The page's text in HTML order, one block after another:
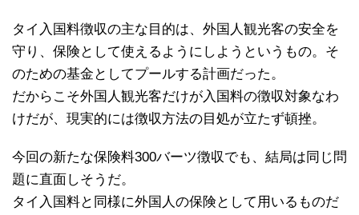
タイ入国料徴収の主な目的は、外国人観光客の安全を
守り、保険として使えるようにしようというもの。そ
のための基金としてプールする計画だった。
だからこそ外国人観光客だけが入国料の徴収対象なわ
けだが、現実的には徴収方法の目処が立たず頓挫。
今回の新たな保険料300バーツ徴収でも、結局は同じ問
題に直面しそうだ。
タイ入国料と同様に外国人の保険として用いるものだ